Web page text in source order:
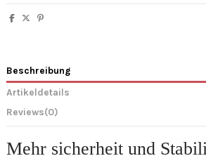
Beschreibung
Artikeldetails
Reviews(0)
Mehr sicherheit und